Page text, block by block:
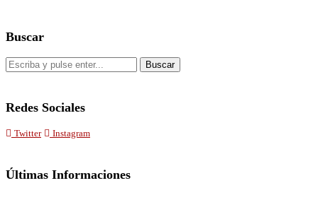
Buscar
Redes Sociales
Twitter Instagram
Últimas Informaciones